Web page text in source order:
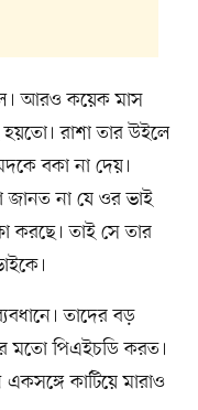
আরও কয়েক মাস
রাশা তার উইলে
বকা না দেয়।
জানত না যে ওর ভাই
করছে। তাই সে তার
তাদের বড়
মতো পিএইচডি করত।
কাটিয়ে মারাও